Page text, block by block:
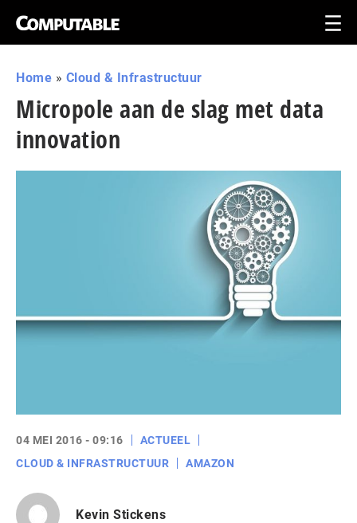
Home » Cloud & Infrastructuur
Micropole aan de slag met data
innovation
04 MEI 2016 - 09:16
ACTUEEL
CLOUD & INFRASTRUCTUUR
AMAZON
Kevin Stickens